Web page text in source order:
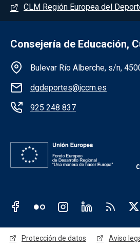
CLM Región Europea del
Consejería de Educación,
Información de la
Bulevar Río Alberche, s/n,
dgdeportes@jccm.es
925 248 837
Redes sociales JCCM
Menú legal
Protección de datos Aviso